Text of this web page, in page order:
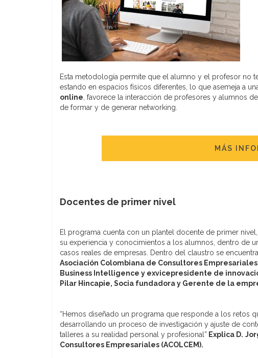
Esta metodología permite que el alumno y el profesor no
estando en espacios físicos diferentes, lo que asemeja a
online , favorece la interacción de profesores y alumnos
de formar y de generar networking.
MÁS
Docentes de primer nivel
El programa cuenta con un plantel docente de primer
su experiencia y conocimientos a los alumnos, dentro de
casos reales de empresas. Dentro del claustro se
Asociación Colombiana de Consultores Empresariales
Business Intelligence y exvicepresidente de
Pilar Hincapie, Socia fundadora y Gerente de la
“Hemos diseñado un programa que responde a los retos
desarrollando un proceso de investigación y ajuste de
talleres a su realidad personal y profesional” Explica D.
Consultores Empresariales (ACOLCEM).